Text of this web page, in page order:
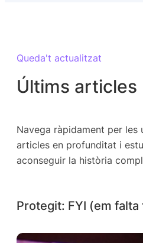
Queda't actualitzat
Últims articles
Navega ràpidament per
articles en profunditat i
aconseguir la història
Protegit: FYI (em